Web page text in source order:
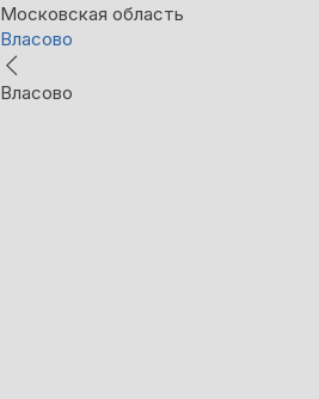
Московская область
Власово
Власово